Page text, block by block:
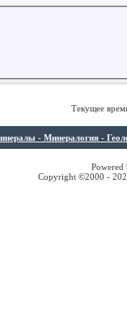
Текущее
- Минералогия -
Copyright ©2000 -